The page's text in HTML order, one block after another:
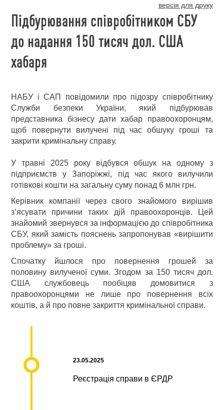
версія для друку
Підбурювання співробітником СБУ
до надання 150 тисяч дол. США
хабаря
НАБУ і САП повідомили про підозру співробітнику
Служби безпеки України, який підбурював
представника бізнесу дати хабар правоохоронцям,
щоб повернути вилучені під час обшуку гроші та
закрити кримінальну справу.
У травні 2025 року відбувся обшук на одному з
підприємств у Запоріжжі, під час якого вилучили
готівкові кошти на загальну суму понад 6 млн грн.
Керівник компанії через свого знайомого вирішив
з’ясувати причини таких дій правоохоронців. Цей
знайомий звернувся за інформацією до співробітника
СБУ, який замість пояснень запропонував «вирішити
проблему» за гроші.
Спочатку йшлося про повернення грошей за
половину вилученої суми. Згодом за 150 тисяч дол.
США службовець пообіцяв домовитися з
правоохоронцями не лише про повернення всіх
коштів, а й про повне закриття кримінальної справи.
23.05.2025
Реєстрація справи в ЄРДР